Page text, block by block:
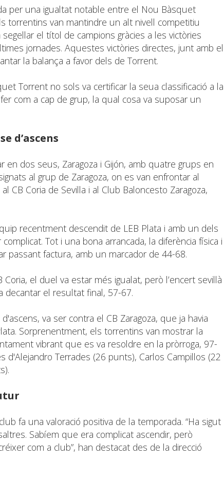
per una igualtat notable entre el Nou Bàsquet
torrentins van mantindre un alt nivell competitiu
el títol de campions gràcies a les victòries
jornades. Aquestes victòries directes, junt amb el
la balança a favor dels de Torrent.
Torrent no sols va certificar la seua classificació a la
com a cap de grup, la qual cosa va suposar un
d’ascens
en dos seus, Zaragoza i Gijón, amb quatre grups en
al grup de Zaragoza, on es van enfrontar al
CB Coria de Sevilla i al Club Baloncesto Zaragoza,
recentment descendit de LEB Plata i amb un dels
Tot i una bona arrancada, la diferència física i
passant factura, amb un marcador de 44-68.
el duel va estar més igualat, però l’encert sevillà
decantar el resultat final, 57-67.
va ser contra el CB Zaragoza, que ja havia
Sorprenentment, els torrentins van mostrar la
vibrant que es va resoldre en la pròrroga, 97-
d'Alejandro Terrades (26 punts), Carlos Campillos (22
fa una valoració positiva de la temporada. “Ha sigut
Sabíem que era complicat ascendir, però
com a club”, han destacat des de la direcció